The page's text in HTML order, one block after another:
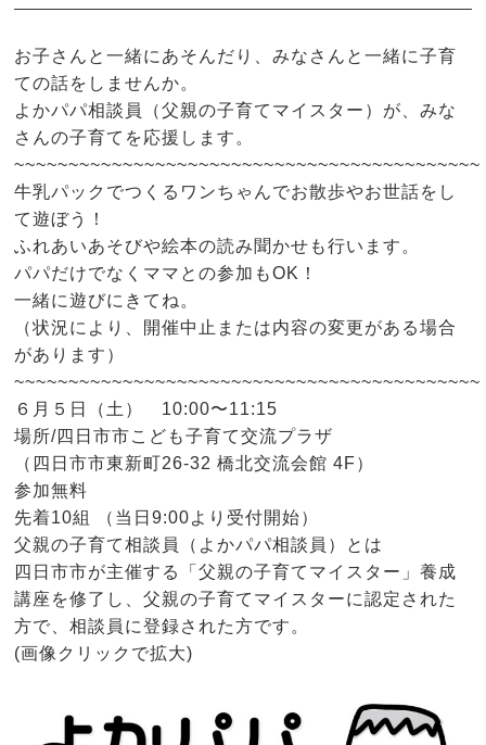
お子さんと一緒にあそんだり、みなさんと一緒に子育
ての話をしませんか。
よかパパ相談員（父親の子育てマイスター）が、みな
さんの子育てを応援します。
~~~~~~~~~~~~~~~~~~~~~~~~~~~~~~~~~~~~~~~~~~~
牛乳パックでつくるワンちゃんでお散歩やお世話をし
て遊ぼう！
ふれあいあそびや絵本の読み聞かせも行います。
パパだけでなくママとの参加もOK！
一緒に遊びにきてね。
（状況により、開催中止または内容の変更がある場合
があります）
~~~~~~~~~~~~~~~~~~~~~~~~~~~~~~~~~~~~~~~~~~~
６月５日（土） 10:00〜11:15
場所/四日市市こども子育て交流プラザ
（四日市市東新町26-32 橋北交流会館 4F）
参加無料
先着10組 （当日9:00より受付開始）
父親の子育て相談員（よかパパ相談員）とは
四日市市が主催する「父親の子育てマイスター」養成
講座を修了し、父親の子育てマイスターに認定された
方で、相談員に登録された方です。
(画像クリックで拡大)